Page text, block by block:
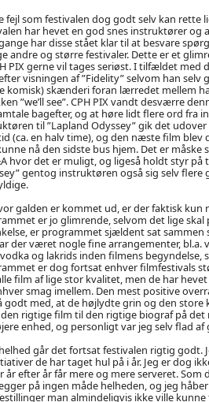
fejl som festivalen dog godt selv kan
har hevet en god snes instruktører
har disse stået klar til at besvare
andre og større festivaler. Dette er et
PIX gerne vil tages seriøst. I tilfældet
visningen af ”Fidelity” selvom han
komisk) skænderi foran lærredet mellem
”we’ll see”. CPH PIX vandt desværre
bagefter, og at høre lidt flere ord fra
til ”Lapland Odyssey” gik det
(ca. en halv time), og den næste film
nå den sidste bus hjem. Det er
hvor det er muligt, og ligeså holdt styr på
gentog instruktøren også sig selv
galden er kommet ud, er der faktisk kun
er jo glimrende, selvom det lige
er programmet sjældent sat
der været nogle fine arrangementer, bl.a.
og lakrids inden filmens
er dog fortsat enhver filmfestivals
film af lige stor kvalitet, men de har
smag imellem. Den mest positive
godt med, at de højlydte grin og den
rigtige film til den rigtige biograf på
enhed, og personligt var jeg selv flad
går det fortsat festivalen rigtig godt.
de har taget hul på i år. Jeg er dog
år efter år får mere og mere serveret.
på ingen måde helheden, og jeg
man almindeligvis ikke ville kunne